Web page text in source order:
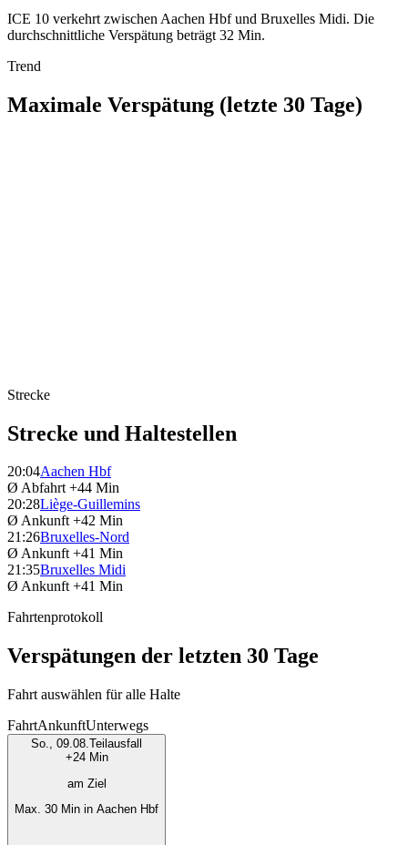
ICE 10 verkehrt zwischen Aachen Hbf und Bruxelles Midi. Die
durchschnittliche Verspätung beträgt 32 Min.
Trend
Maximale Verspätung (letzte 30 Tage)
Strecke
Strecke und Haltestellen
20:04Aachen Hbf
Ø Abfahrt +44 Min
20:28Liège-Guillemins
Ø Ankunft +42 Min
21:26Bruxelles-Nord
Ø Ankunft +41 Min
21:35Bruxelles Midi
Ø Ankunft +41 Min
Fahrtenprotokoll
Verspätungen der letzten 30 Tage
Fahrt auswählen für alle Halte
FahrtAnkunftUnterwegs
So., 09.08.Teilausfall
+24 Min
am Ziel
Max. 30 Min in Aachen Hbf